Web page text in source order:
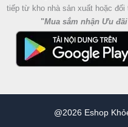
tiếp từ kho nhà sản xuất hoặc
"Mua sắm nhận Ưu
@2026 Eshop